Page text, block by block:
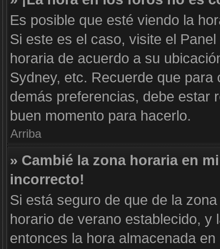
Es posible que esté viendo la
Si este es el caso, visite el
horaria de acuerdo a su
Sydney, etc. Recuerde que
demás preferencias, debe estar
buen momento para hacerlo.
Arriba
» Cambié la zona horaria en
incorrecto!
Si está seguro de que de la
horario de verano establecido,
entonces la hora almacenada